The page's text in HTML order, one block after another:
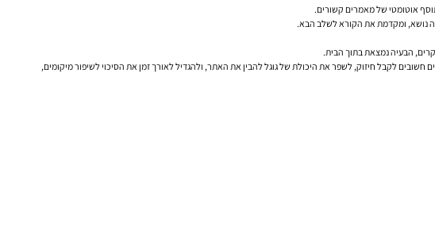
אוטומטי של מאמרים קשורים.
נושא, ומקדמת את הקורא לשלב הבא.
הבעיה נמצאת בתוך הבית.
חשובים לקבל חיזוק, לשפר את היכולת של גוגל להבין את האתר, ולהגדיל לאורך זמן את הסיכוי לשיפור מיקומים,